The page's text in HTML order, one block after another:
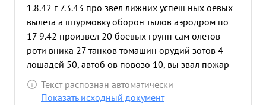
1.8.42 г 7.3.43 про звел лижних успеш ных оевых
вылета а штурмовку оборон тылов аэродром по
17 9.42 произвел 20 боевых групп сам олетов
роти вника 27 танков томашин орудий зотов 4
лошадей 50, автоб ов повозо 10, вы звал пожар
взрывов что ажден пр твенно АМОРОКОВ КРА
Посл этого тов. произвел еще 4 успешных боевых
Текст распознан автоматически
Показать исходный документ